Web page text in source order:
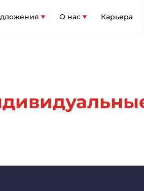
О нас Карьера